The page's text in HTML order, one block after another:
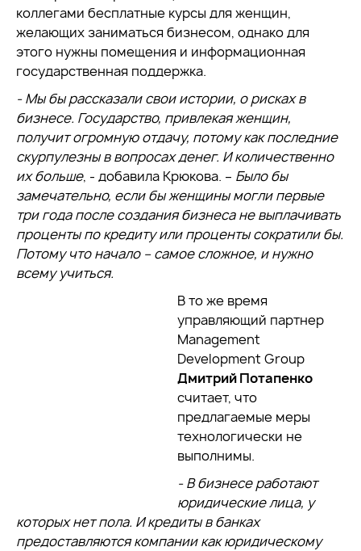
коллегами бесплатные курсы для женщин,
желающих заниматься бизнесом, однако для
этого нужны помещения и информационная
государственная поддержка.
- Мы бы рассказали свои истории, о рисках в
бизнесе. Государство, привлекая женщин,
получит огромную отдачу, потому как последние
скурпулезны в вопросах денег. И количественно
их больше, - добавила Крюкова. – Было бы
замечательно, если бы женщины могли первые
три года после создания бизнеса не выплачивать
проценты по кредиту или проценты сократили бы.
Потому что начало – самое сложное, и нужно
всему учиться.
В то же время
управляющий партнер
Management
Development Group
Дмитрий Потапенко
считает, что
предлагаемые меры
технологически не
выполнимы.
- В бизнесе работают
юридические лица, у
которых нет пола. И кредиты в банках
предоставляются компании как юридическому